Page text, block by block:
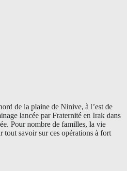
de la plaine de Ninive, à l’est de
lancée par Fraternité en Irak dans
Pour nombre de familles, la vie
tout savoir sur ces opérations à fort